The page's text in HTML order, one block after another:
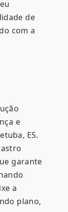
de
com a
e
ES.
garante
a
plano,